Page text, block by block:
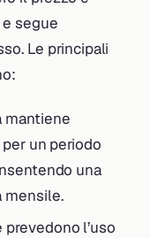
segue
Le principali
mantiene
un periodo
una
mensile.
l’uso